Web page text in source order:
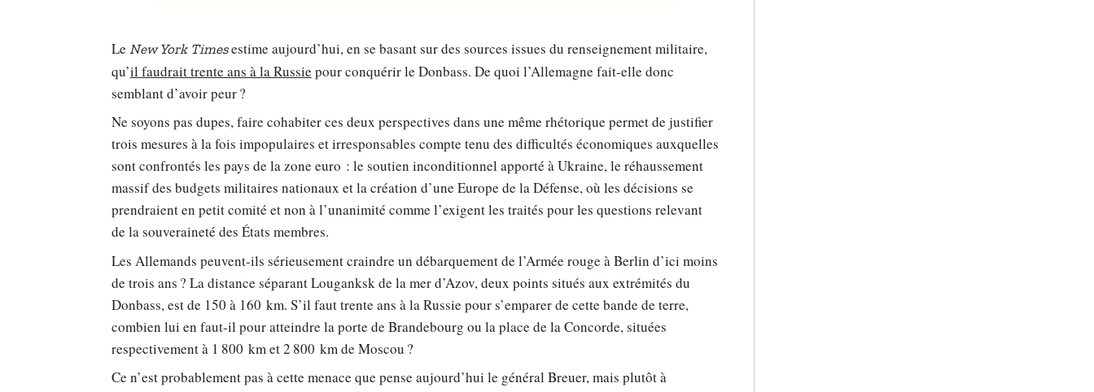
Le New York Timesestime aujourd’hui, en se basant sur des sources issues du renseignement militaire,
qu’il faudrait trente ans à la Russie pour conquérir le Donbass. De quoi l’Allemagne fait-elle donc
semblant d’avoir peur ?
Ne soyons pas dupes, faire cohabiter ces deux perspectives dans une même rhétorique permet de justifier
trois mesures à la fois impopulaires et irresponsables compte tenu des difficultés économiques auxquelles
sont confrontés les pays de la zone euro : le soutien inconditionnel apporté à Ukraine, le réhaussement
massif des budgets militaires nationaux et la création d’une Europe de la Défense, où les décisions se
prendraient en petit comité et non à l’unanimité comme l’exigent les traités pour les questions relevant
de la souveraineté des États membres.
Les Allemands peuvent-ils sérieusement craindre un débarquement de l’Armée rouge à Berlin d’ici moins
de trois ans ? La distance séparant Louganksk de la mer d’Azov, deux points situés aux extrémités du
Donbass, est de 150 à 160 km. S’il faut trente ans à la Russie pour s’emparer de cette bande de terre,
combien lui en faut-il pour atteindre la porte de Brandebourg ou la place de la Concorde, situées
respectivement à 1 800 km et 2 800 km de Moscou ?
Ce n’est probablement pas à cette menace que pense aujourd’hui le général Breuer, mais plutôt à